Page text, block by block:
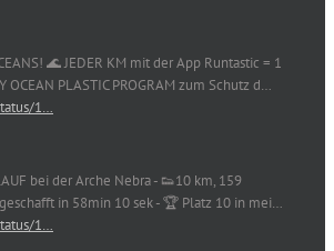
🌊 JEDER KM mit der App Runtastic = 1
OCEAN PLASTIC PROGRAM zum Schutz d…
1…
bei der Arche Nebra - 👟10 km, 159
in 58min 10 sek - 🏆 Platz 10 in mei…
1…